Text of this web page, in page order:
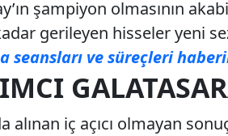
şampiyon olmasının
gerileyen hisseler yeni
seansları ve süreçleri
alınan iç açıcı olmayan